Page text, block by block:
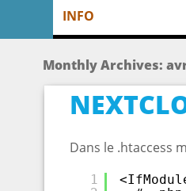
Menu
Skip to content
INFO
Monthly Archives:
Dans le .htaccess
1